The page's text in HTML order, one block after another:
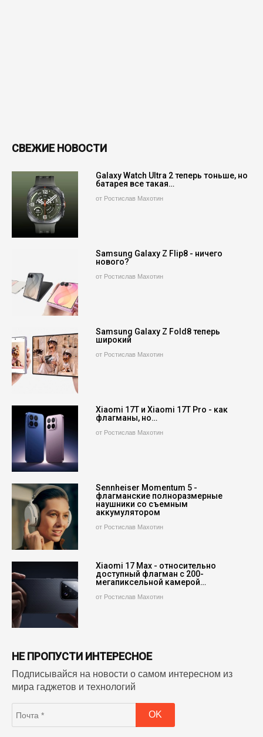
СВЕЖИЕ НОВОСТИ
Galaxy Watch Ultra 2 теперь тоньше, но
батарея все такая…
от Ростислав Махотин
Samsung Galaxy Z Flip8 - ничего
нового?
от Ростислав Махотин
Samsung Galaxy Z Fold8 теперь
широкий
от Ростислав Махотин
Xiaomi 17T и Xiaomi 17T Pro - как
флагманы, но…
от Ростислав Махотин
Sennheiser Momentum 5 -
флагманские полноразмерные
наушники со съемным
аккумулятором
от Ростислав Махотин
Xiaomi 17 Max - относительно
доступный флагман с 200-
мегапиксельной камерой…
от Ростислав Махотин
НЕ ПРОПУСТИ ИНТЕРЕСНОЕ
Подписывайся на новости о самом интересном из
мира гаджетов и технологий